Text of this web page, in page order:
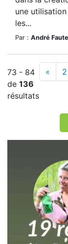
une
les...
Par : André
73 - 84
de 136
résultats
« 2